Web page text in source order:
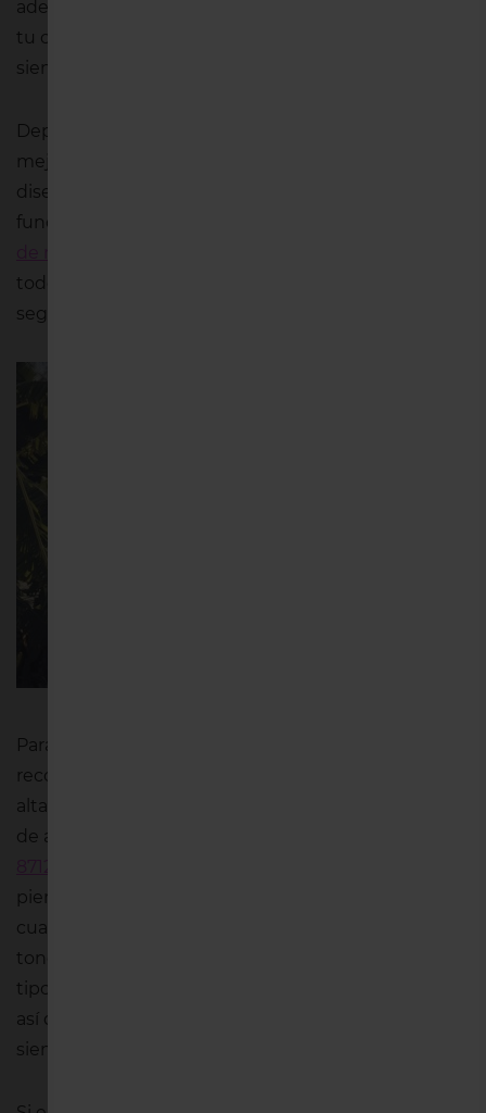
además de estos factores, debes fijarte en cómo es
tu cuerpo y qué es lo mejor para él, y para que tú te
sientas cómoda.
Dependiendo de la forma del cuerpo nos va a sentar
mejor un tipo de bikini u otro. Los patrones y los
diseños con los que juegan los fabricantes son
fundamentales a la hora de escoger tu
todo lo que necesitas saber para elegir tu bikini
según el tipo de cuerpo.
Para aquellas mujeres de poca estatura, nuestra
recomendación es un bikini que tenga una braguita
alta de pierna, para así alargar las piernas. La parte
de abajo del bikini
piernas y además, al ser negra, combina con
cualquier parte de arriba y sienta bien en todos los
tonos de piel. Si eres alta, atrévete con cualquier
tipo de bikini, tu cuerpo aceptará todos los diseños
así que solo tienes que buscar la talla que mejor te
siente.